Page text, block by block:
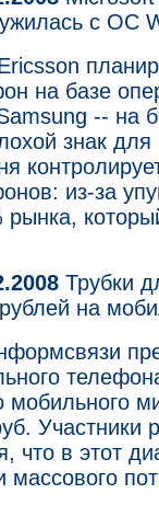
с ОС
на базе
-- на
знак для
из-за
рынка,
Трубки
на
мобильного
Участники
что в этот
массового